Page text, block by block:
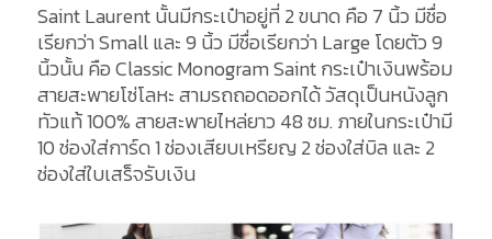
Saint Laurent นั้นมีกระเป๋าอยู่ที่ 2 ขนาด คือ 7 นิ้ว มีชื่อ
เรียกว่า Small และ 9 นิ้ว มีชื่อเรียกว่า Large โดยตัว 9
นิ้วนั้น คือ Classic Monogram Saint กระเป๋าเงินพร้อม
สายสะพายโซ่โลหะ สามรถถอดออกได้ วัสดุเป็นหนังลูก
ทัวแท้ 100% สายสะพายไหล่ยาว 48 ซม. ภายในกระเป๋ามี
10 ช่องใส่การ์ด 1 ช่องเสียบเหรียญ 2 ช่องใส่บิล และ 2
ช่องใส่ใบเสร็จรับเงิน